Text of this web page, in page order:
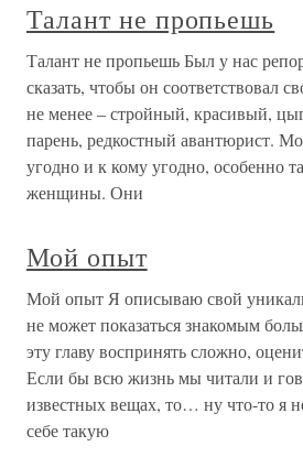
Талант не пропьешь
Талант не пропьешь Был у нас
сказать, чтобы он соответствовал
не менее – стройный, красивый,
парень, редкостный авантюрист.
угодно и к кому угодно, особенно
женщины. Они
Мой опыт
Мой опыт Я описываю свой
не может показаться знакомым
эту главу воспринять сложно,
Если бы всю жизнь мы читали и
известных вещах, то… ну что-то я
себе такую